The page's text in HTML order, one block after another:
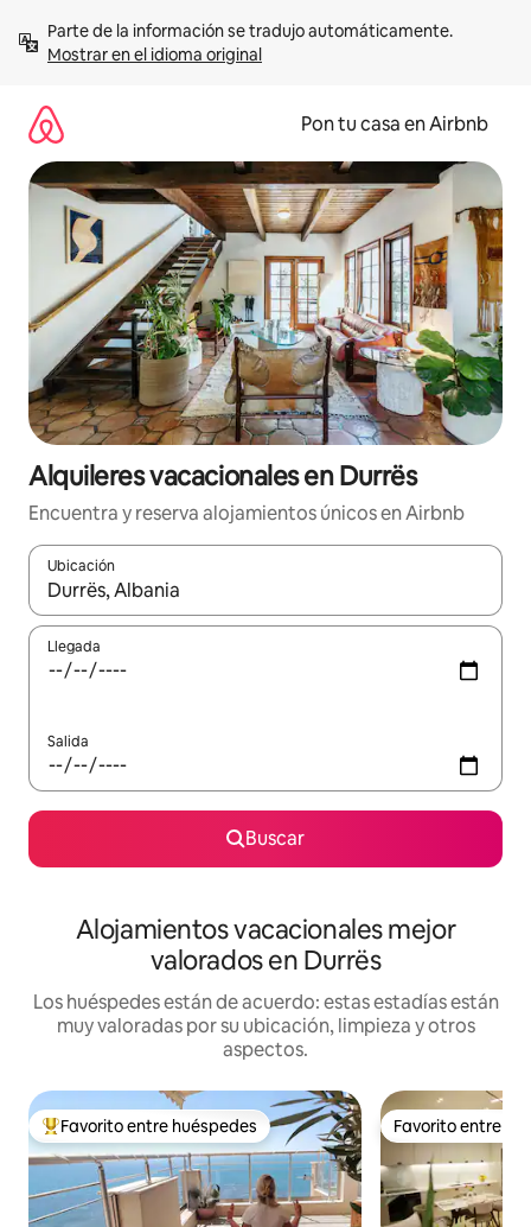
contenidoMostrar en el idioma original
Pon tu casa en Airbnb
Alquileres vacacionales en Durrës
Encuentra y reserva alojamientos únicos en Airbnb
Ubicación
Cuando los resultados estén disponibles, navega con las
Llegada
Salida
Buscar
Alojamientos vacacionales mejor
valorados en Durrës
Los huéspedes están de acuerdo: estas estadías están
muy valoradas por su ubicación, limpieza y otros
aspectos.
Favorito entre huéspedes preferido
Favorito entre huéspedes Favorito entre
Favorito entre